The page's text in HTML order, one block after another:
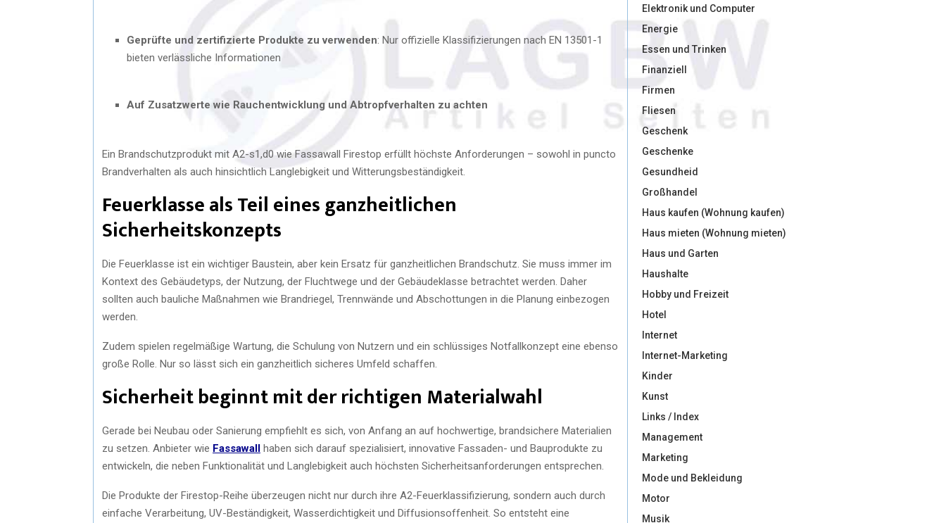
Geprüfte und zertifizierte Produkte zu verwenden: Nur offizielle Klassifizierungen nach EN 13501-1
bieten verlässliche Informationen
Auf Zusatzwerte wie Rauchentwicklung und Abtropfverhalten zu achten
Ein Brandschutzprodukt mit A2-s1,d0 wie Fassawall Firestop erfüllt höchste Anforderungen – sowohl in puncto
Brandverhalten als auch hinsichtlich Langlebigkeit und Witterungsbeständigkeit.
Feuerklasse als Teil eines ganzheitlichen
Sicherheitskonzepts
Die Feuerklasse ist ein wichtiger Baustein, aber kein Ersatz für ganzheitlichen Brandschutz. Sie muss immer im
Kontext des Gebäudetyps, der Nutzung, der Fluchtwege und der Gebäudeklasse betrachtet werden. Daher
sollten auch bauliche Maßnahmen wie Brandriegel, Trennwände und Abschottungen in die Planung einbezogen
werden.
Zudem spielen regelmäßige Wartung, die Schulung von Nutzern und ein schlüssiges Notfallkonzept eine ebenso
große Rolle. Nur so lässt sich ein ganzheitlich sicheres Umfeld schaffen.
Sicherheit beginnt mit der richtigen Materialwahl
Gerade bei Neubau oder Sanierung empfiehlt es sich, von Anfang an auf hochwertige, brandsichere Materialien
zu setzen. Anbieter wie Fassawall haben sich darauf spezialisiert, innovative Fassaden- und Bauprodukte zu
entwickeln, die neben Funktionalität und Langlebigkeit auch höchsten Sicherheitsanforderungen entsprechen.
Die Produkte der Firestop-Reihe überzeugen nicht nur durch ihre A2-Feuerklassifizierung, sondern auch durch
einfache Verarbeitung, UV-Beständigkeit, Wasserdichtigkeit und Diffusionsoffenheit. So entsteht eine
Elektronik und Computer
Energie
Essen und Trinken
Finanziell
Firmen
Fliesen
Geschenk
Geschenke
Gesundheid
Großhandel
Haus kaufen (Wohnung kaufen)
Haus mieten (Wohnung mieten)
Haus und Garten
Haushalte
Hobby und Freizeit
Hotel
Internet
Internet-Marketing
Kinder
Kunst
Links / Index
Management
Marketing
Mode und Bekleidung
Motor
Musik